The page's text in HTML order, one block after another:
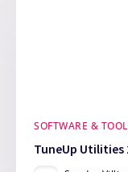
SOFTWARE &
TuneUp Utilities